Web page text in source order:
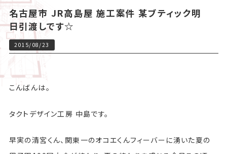
名古屋市 JR高島屋 施工案件 某ブティック明
日引渡しです☆
2015/08/23
こんばんは。
タクトデザイン工房 中島です。
早実の清宮くん、関東一のオコエくんフィーバーに湧いた夏の